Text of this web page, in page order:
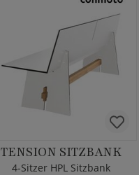
TENSION SITZBANK
4-Sitzer HPL Sitzbank